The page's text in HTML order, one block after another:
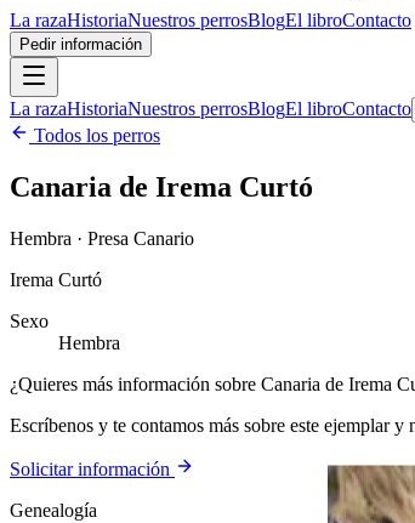
La razaHistoriaNuestros perrosBlogEl libroContacto
Pedir información
La razaHistoriaNuestros perrosBlogEl libroContacto
Todos los perros
Canaria de Irema Curtó
Hembra · Presa Canario
Irema Curtó
Sexo
Hembra
¿Quieres más información sobre Canaria de Irema
Escríbenos y te contamos más sobre este ejemplar y
Solicitar información
Genealogía